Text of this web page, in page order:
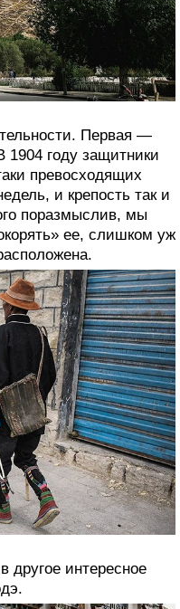
Первая —
1904 году защитники
превосходящих
и крепость так и
поразмыслив, мы
ее, слишком уж
другое интересное